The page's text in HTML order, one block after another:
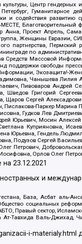
Центр
Гуманитарное
и содействия
Анна, Проект Апрель,
Женщины Евразии,
партнерства,
по
Массовой
поддержки свободы
Экозащита!-
Чанышева Лилия
Пивоваров Андрей
Григорий
Щаров Сергей
Паркер
Гудков Лев
Юрьевич, Мосин
Куприяновна,
Юрьевна, Гендель
Подузов Сергей
Петрович,
Орлов Олег
на23.12.2021
и
База, Асбат аль-
социальных
Правый сектор,
Тавхида Валь-Джихад,
i-materialy.html